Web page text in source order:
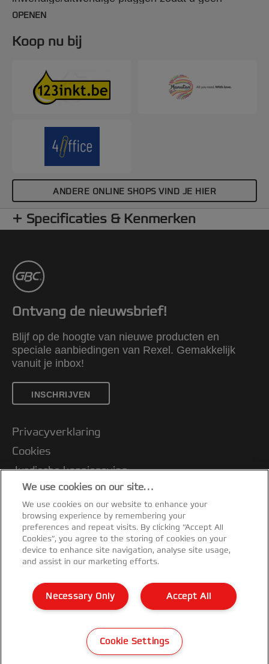
vergissing kunt maken tijdens het laden van de
OPENEN
Koop nu bij
ANDERE ONLINE SHOPS VIND JE HIER
Specificaties & Kenmerken
Ontvang de nieuwsbrief!
Blijf op de hoogte van nieuwe producten en
speciale aanbiedingen van Rexel. Gemakkelijk
vanuit je inbox!
INSCHRIJVEN
Privacyverklaring
Cookies
Jurdische kennisgeving
Imprint
Klantenservice
Mijn gegevens beheren
Garantievoorwaarden
Conformiteitsverklaringen
Richtlijnen bij recycling van verpakkingen
Sitemap
©2026 ACCO Brands
We use cookies on our site…
We use cookies on our website to enhance your
browsing experience by remembering your
preferences and repeat visits. By clicking “Accept All
Cookies”, you agree to the storing of cookies on your
device to enhance site navigation, analyse site usage,
and assist in our marketing efforts.
Accept All
Necessary Only
Cookie Settings